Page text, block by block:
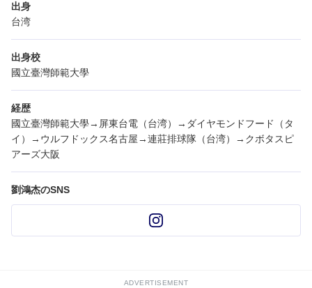
出身
台湾
出身校
國立臺灣師範大學
経歴
國立臺灣師範大學→屏東台電（台湾）→ダイヤモンドフード（タ
イ）→ウルフドックス名古屋→連莊排球隊（台湾）→クボタスピ
アーズ大阪
劉鴻杰のSNS
ADVERTISEMENT